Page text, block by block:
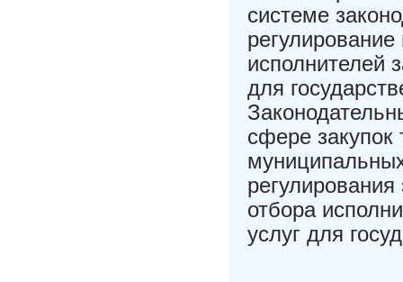
системе
исполнителей
для
сфере закупок
регулирования
отбора
услуг для госуд